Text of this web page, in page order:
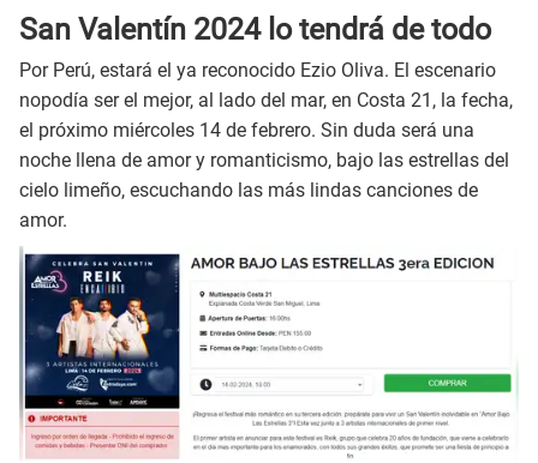
San Valentín 2024 lo tendrá de todo
Por Perú, estará el ya reconocido Ezio Oliva. El escenario
nopodía ser el mejor, al lado del mar, en Costa 21, la fecha,
el próximo miércoles 14 de febrero. Sin duda será una
noche llena de amor y romanticismo, bajo las estrellas del
cielo limeño, escuchando las más lindas canciones de
amor.